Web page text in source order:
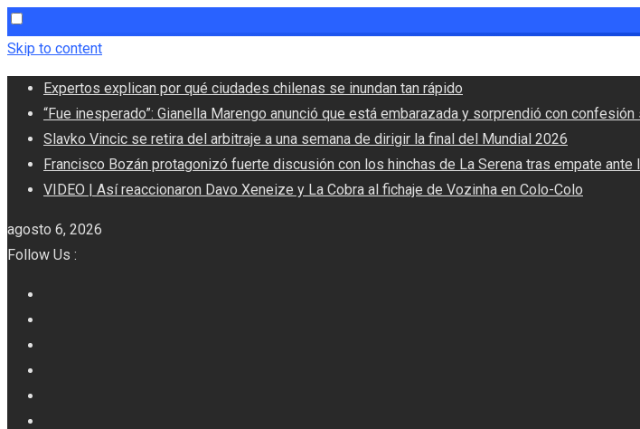
Skip to content
Expertos explican por qué ciudades chilenas se inundan tan rápido
“Fue inesperado”: Gianella Marengo anunció que está embarazada y sorprendió con
Slavko Vincic se retira del arbitraje a una semana de dirigir la final del Mundial 2026
Francisco Bozán protagonizó fuerte discusión con los hinchas de La Serena tras empate ante
VIDEO | Así reaccionaron Davo Xeneize y La Cobra al fichaje de Vozinha en Colo-Colo
agosto 6, 2026
Follow Us :